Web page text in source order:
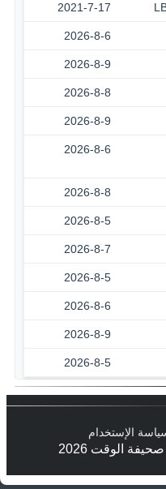
2021-7-17
2026-8-6
2026-8-9
2026-8-8
2026-8-9
2026-8-6
2026-8-8
2026-8-5
2026-8-7
2026-8-5
2026-8-6
2026-8-9
2026-8-5
الإستخدام
الوقت 2026